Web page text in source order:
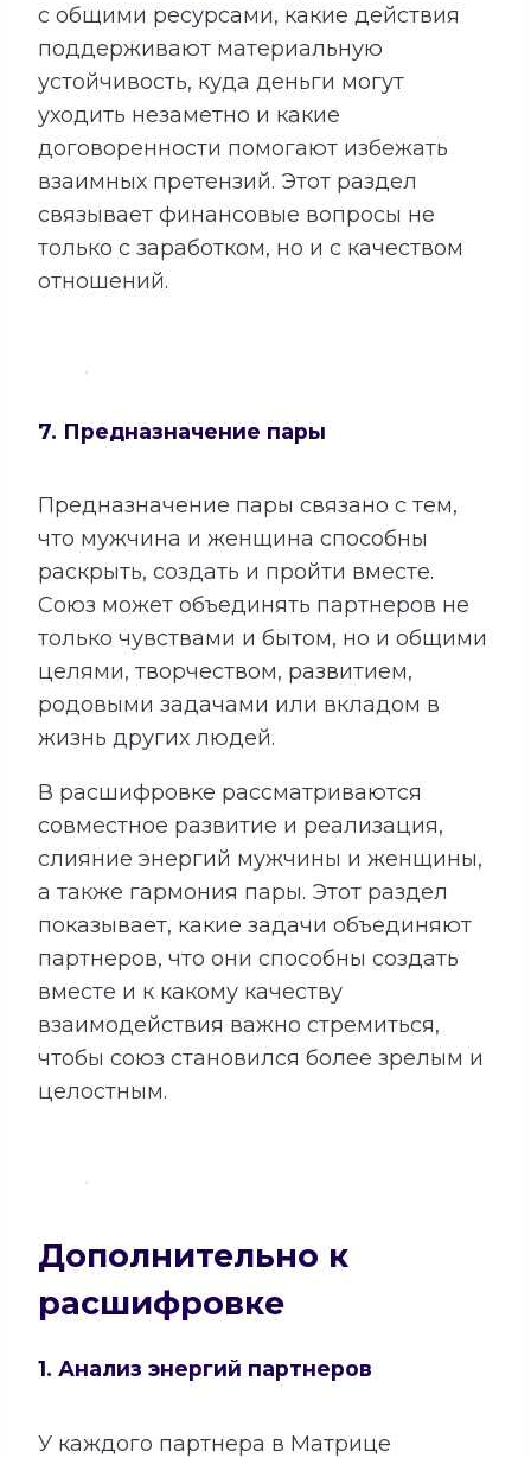
с общими ресурсами, какие действия
поддерживают материальную
устойчивость, куда деньги могут
уходить незаметно и какие
договоренности помогают избежать
взаимных претензий. Этот раздел
связывает финансовые вопросы не
только с заработком, но и с качеством
отношений.
7. Предназначение пары
Предназначение пары связано с тем,
что мужчина и женщина способны
раскрыть, создать и пройти вместе.
Союз может объединять партнеров не
только чувствами и бытом, но и общими
целями, творчеством, развитием,
родовыми задачами или вкладом в
жизнь других людей.
В расшифровке рассматриваются
совместное развитие и реализация,
слияние энергий мужчины и женщины,
а также гармония пары. Этот раздел
показывает, какие задачи объединяют
партнеров, что они способны создать
вместе и к какому качеству
взаимодействия важно стремиться,
чтобы союз становился более зрелым и
целостным.
Дополнительно к
расшифровке
1. Анализ энергий партнеров
У каждого партнера в Матрице